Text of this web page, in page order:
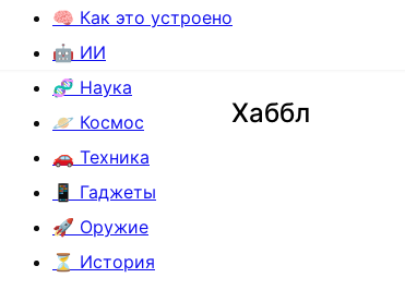
🧠 Как это устроено
🤖 ИИ
🧬 Наука
🪐 Космос
🚗 Техника
📱 Гаджеты
🚀 Оружие
⏳ История
Хаббл